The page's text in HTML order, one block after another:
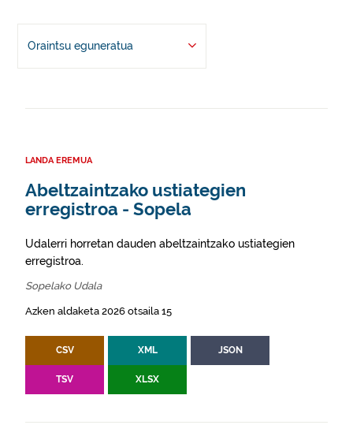
Oraintsu eguneratua
LANDA EREMUA
Abeltzaintzako ustiategien
erregistroa - Sopela
Udalerri horretan dauden abeltzaintzako ustiategien
erregistroa.
Sopelako Udala
Azken aldaketa 2026 otsaila 15
CSV XML JSON
TSV XLSX